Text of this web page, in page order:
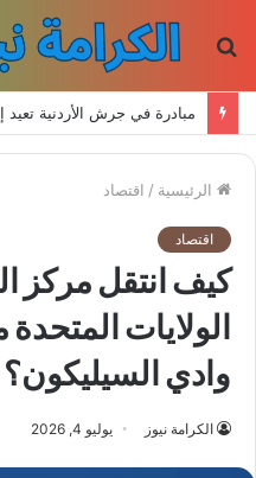
الرئيسية / اقتصاد
اقتصاد
كيف انتقل مركز
الولايات
وادي السيليكون؟
الكرامة نيوز يوليو 4, 2026